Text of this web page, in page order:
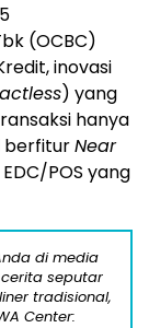
(OCBC)
inovasi
) yang
hanya
berfiturNear
POS yang
di media
seputar
tradisional,
Center: